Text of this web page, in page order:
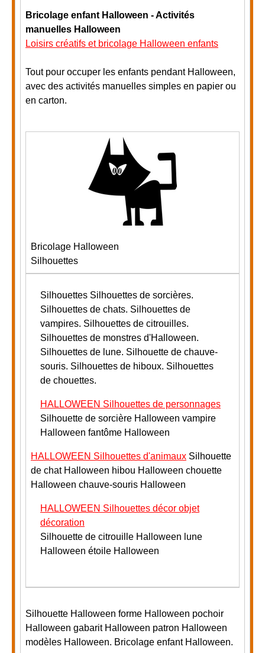
Bricolage enfant Halloween - Activités
manuelles Halloween
Loisirs créatifs et bricolage Halloween enfants
Tout pour occuper les enfants pendant Halloween,
avec des activités manuelles simples en papier ou
en carton.
Bricolage Halloween
Silhouettes
Silhouettes Silhouettes de sorcières.
Silhouettes de chats. Silhouettes de
vampires. Silhouettes de citrouilles.
Silhouettes de monstres d'Halloween.
Silhouettes de lune. Silhouette de chauve-
souris. Silhouettes de hiboux. Silhouettes
de chouettes.
HALLOWEEN Silhouettes de personnages
Silhouette de sorcière Halloween vampire
Halloween fantôme Halloween
HALLOWEEN Silhouettes d'animaux Silhouette
de chat Halloween hibou Halloween chouette
Halloween chauve-souris Halloween
HALLOWEEN Silhouettes décor objet
décoration
Silhouette de citrouille Halloween lune
Halloween étoile Halloween
Silhouette Halloween forme Halloween pochoir
Halloween gabarit Halloween patron Halloween
modèles Halloween. Bricolage enfant Halloween.